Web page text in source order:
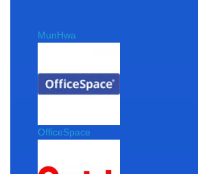
MunHwa
OfficeSpace